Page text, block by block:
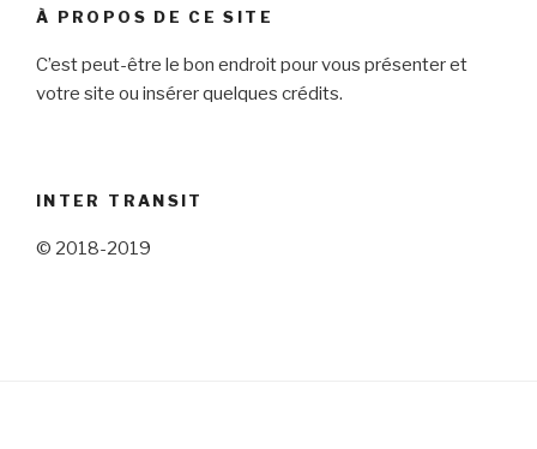
À PROPOS DE CE SITE
C’est peut-être le bon endroit pour vous présenter et
votre site ou insérer quelques crédits.
INTER TRANSIT
© 2018-2019